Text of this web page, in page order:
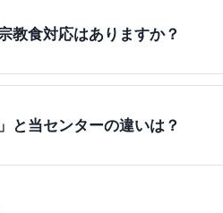
教食対応はありますか？
と当センターの違いは？